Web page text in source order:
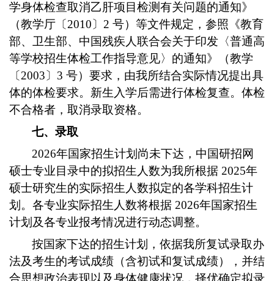
学身体检查取消乙肝项目检测有关问题的通知》
（教学厅〔2010〕2 号）等文件规定，参照《教育
部、卫生部、中国残疾人联合会关于印发〈普通高
等学校招生体检工作指导意见〉的通知》（教学
〔2003〕3 号）要求，由我所结合实际情况提出具
体的体检要求。新生入学后需进行体检复查。体检
不合格者，取消录取资格。
七、录取
2026年国家招生计划尚未下达，中国研招网
硕士专业目录中的拟招生人数为我所根据 2025年
硕士研究生的实际招生人数拟定的各学科招生计
划。各专业实际招生人数将根据 2026年国家招生
计划及各专业报考情况进行动态调整。
按国家下达的招生计划，依据我所复试录取办
法及考生的考试成绩（含初试和复试成绩），并结
合思想政治表现以及身体健康状况，择优确定拟录